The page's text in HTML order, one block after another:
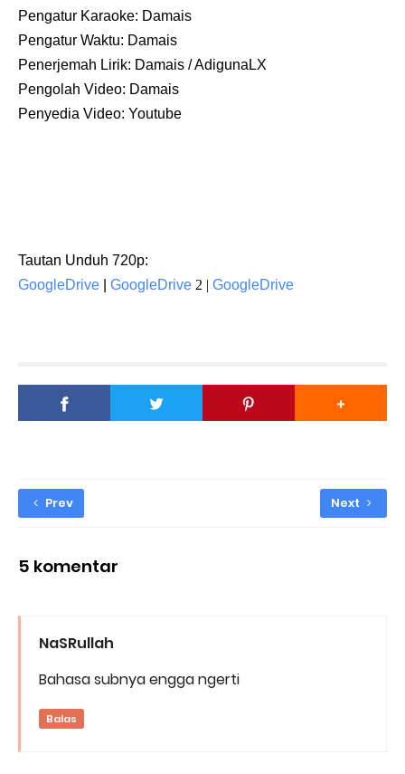
Pengatur Karaoke: Damais
Pengatur Waktu: Damais
Penerjemah Lirik: Damais / AdigunaLX
Pengolah Video: Damais
Penyedia Video: Youtube
Tautan Unduh 720p:
GoogleDrive
GoogleDrive 2 | GoogleDrive
Prev Next
5 komentar
NaSRullah
Bahasa subnya engga ngerti
Balas